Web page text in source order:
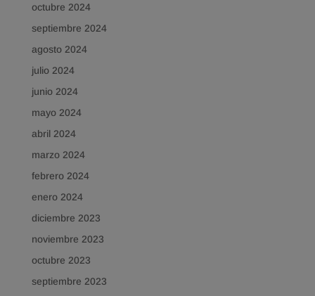
octubre 2024
septiembre 2024
agosto 2024
julio 2024
junio 2024
mayo 2024
abril 2024
marzo 2024
febrero 2024
enero 2024
diciembre 2023
noviembre 2023
octubre 2023
septiembre 2023